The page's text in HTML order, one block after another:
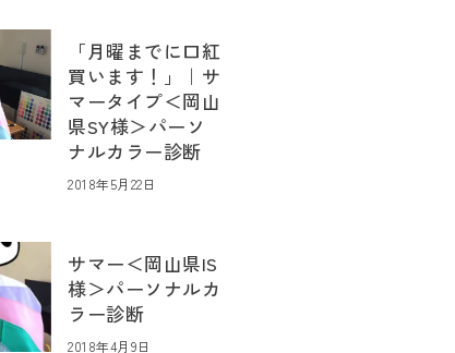
「月曜までに口紅
買います！」｜サ
マータイプ＜岡山
県SY様＞パーソ
ナルカラー診断
2018年5月22日
サマー＜岡山県IS
様＞パーソナルカ
ラー診断
2018年4月9日